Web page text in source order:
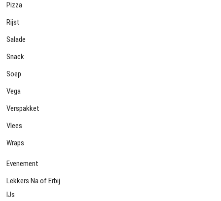
Pizza
Rijst
Salade
Snack
Soep
Vega
Verspakket
Vlees
Wraps
Evenement
Lekkers Na of Erbij
IJs